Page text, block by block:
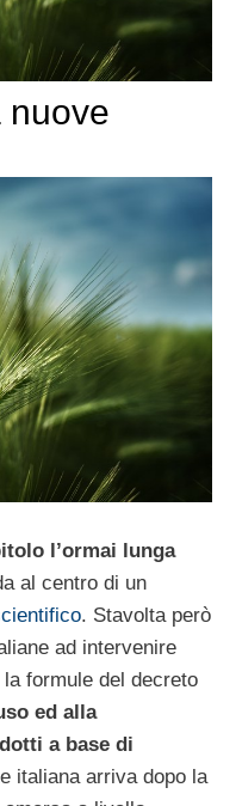
nuove
l’ormai lunga
al centro di un
. Stavolta però
ad intervenire
formule del decreto
ed alla
a base di
italiana arriva dopo la